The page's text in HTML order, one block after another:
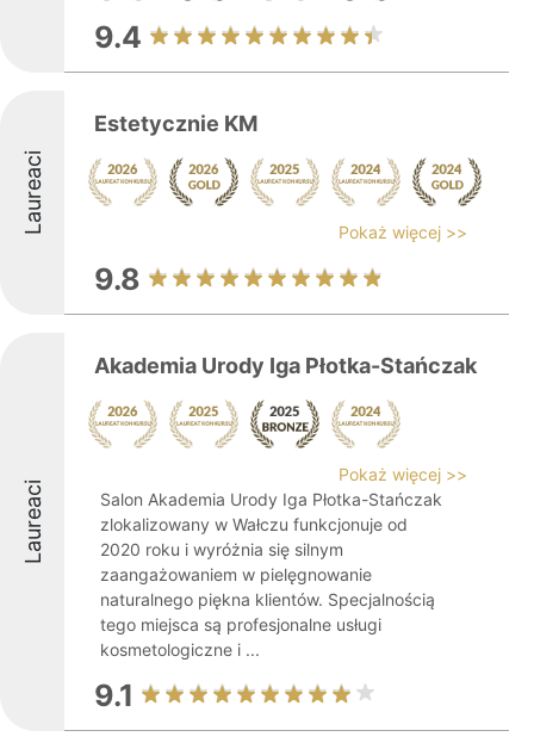
9.4
Laureaci
Estetycznie KM
Pokaż więcej >>
9.8
Laureaci
Akademia Urody Iga Płotka-Stańczak
Pokaż więcej >>
Salon Akademia Urody Iga Płotka-Stańczak
zlokalizowany w Wałczu funkcjonuje od
2020 roku i wyróżnia się silnym
zaangażowaniem w pielęgnowanie
naturalnego piękna klientów. Specjalnością
tego miejsca są profesjonalne usługi
kosmetologiczne i ...
9.1